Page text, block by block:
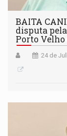
BAITA
disputa
Porto
24 de